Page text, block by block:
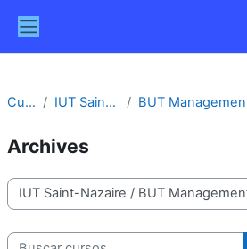
Cursos IUT Saint-Nazaire
Archives
Categorías
Buscar cursos